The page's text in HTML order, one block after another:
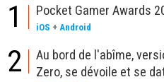
1 Pocket Gamer Awards
iOS + Android
2
Au bord de l'abîme,
Zero, se dévoile et se